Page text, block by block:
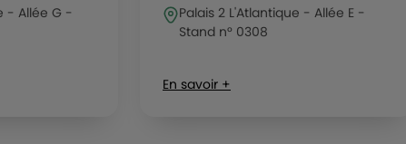
- Allée G -
Palais 2 L'Atlantique - Allée E -
Stand n° 0308
En savoir +